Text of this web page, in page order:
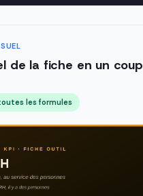
de la fiche en un coup
les formules